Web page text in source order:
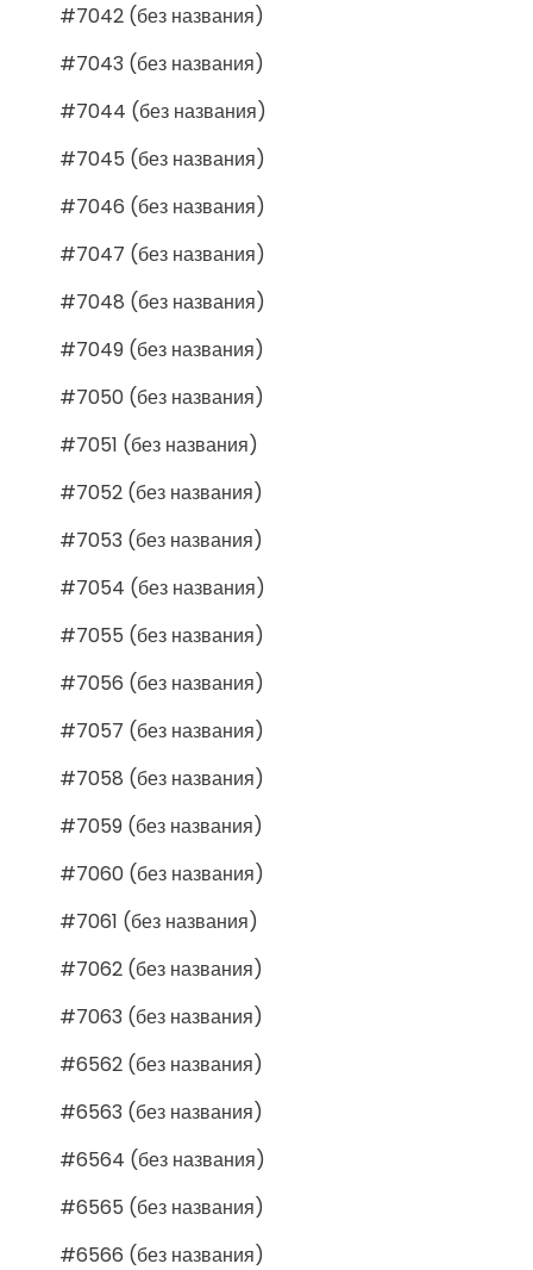
#7042 (без названия)
#7043 (без названия)
#7044 (без названия)
#7045 (без названия)
#7046 (без названия)
#7047 (без названия)
#7048 (без названия)
#7049 (без названия)
#7050 (без названия)
#7051 (без названия)
#7052 (без названия)
#7053 (без названия)
#7054 (без названия)
#7055 (без названия)
#7056 (без названия)
#7057 (без названия)
#7058 (без названия)
#7059 (без названия)
#7060 (без названия)
#7061 (без названия)
#7062 (без названия)
#7063 (без названия)
#6562 (без названия)
#6563 (без названия)
#6564 (без названия)
#6565 (без названия)
#6566 (без названия)